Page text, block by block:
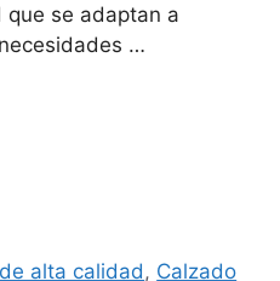
se adaptan a
…
alta calidad , Calzado